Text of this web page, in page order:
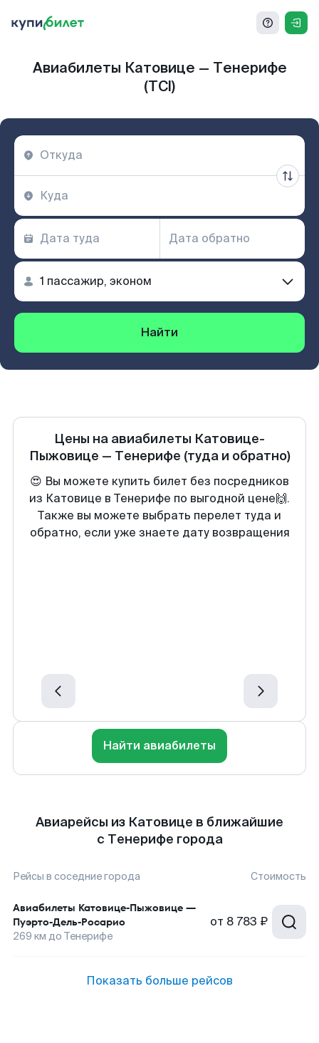
Авиабилеты Катовице — Тенерифе
(TCI)
Найти
Цены на авиабилеты Катовице-
Пыжовице — Тенерифе (туда и обратно)
😍 Вы можете купить билет без посредников
из Катовице в Тенерифе по выгодной цене🙌.
Также вы можете выбрать перелет туда и
обратно, если уже знаете дату возвращения
Найти авиабилеты
Авиарейсы из Катовице в ближайшие
с Тенерифе города
Рейсы в соседние города Стоимость
Авиабилеты Катовице-Пыжовице —
Пуэрто-Дель-Росарио
269 км до Тенерифе
от 8 783 ₽
Показать больше рейсов